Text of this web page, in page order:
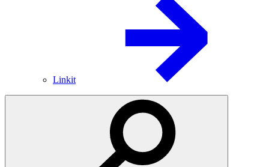
Linkit